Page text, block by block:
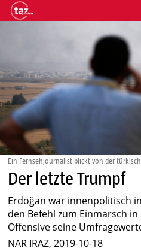
Ein Fernsehjournalist blickt von der
Der letzte Trumpf
Erdoğan war innenpolitisch
den Befehl zum Einmarsch
Offensive seine
NAR IRAZ, 2019-10-18